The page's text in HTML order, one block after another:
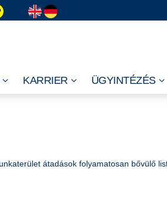
KARRIER ÜGYINTÉZÉS
átadások folyamatosan bővülő